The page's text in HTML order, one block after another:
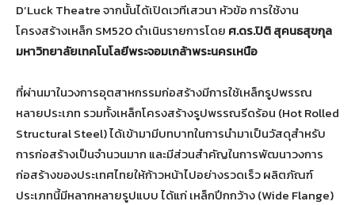
D’Luck Theatre จากนั้นได้เปิดเวทีเสวนา หัวข้อ การใช้งาน
โครงสร้างเหล็ก SM520 ดำเนินรายการโดย ศ.ดร.ปิติ สุคนธสุขกุล
มหาวิทยาลัยเทคโนโลยีพระจอมเกล้าพระนครเหนือ
ที่ผ่านมาในวงการอุตสาหกรรมก่อสร้างมีการใช้เหล็กรูปพรรณ
หลายประเภท รวมทั้งเหล็กโครงสร้างรูปพรรณรีดร้อน (Hot Rolled
Structural Steel) ได้เข้ามามีบทบาทในการนำมาเป็นวัสดุสำหรับ
การก่อสร้างเป็นจำนวนมาก และมีส่วนสำคัญในการพัฒนาวงการ
ก่อสร้างของประเทศไทยให้ก้าวหน้าไปอย่างรวดเร็ว ผลิตภัณฑ์
ประเภทนี้มีหลากหลายรูปแบบ ได้แก่ เหล็กปีกกว้าง (Wide Flange)